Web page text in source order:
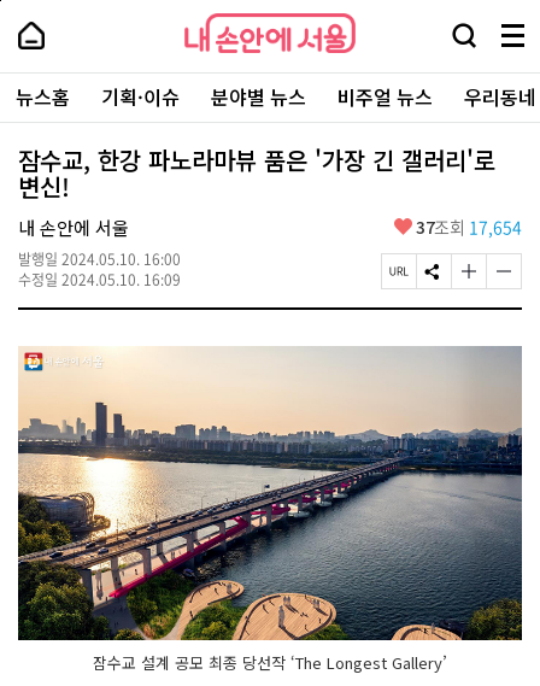
본
로
가
내
손
안
에
서
울
-
서
울
시
대
표
소
통
포
내
손
에
울
검
창
열
기
메
뉴
전
체
보
주
요
서
뉴스홈 기획·이슈 분야별 뉴스 비주얼 뉴스 우리동
잠수교, 한강 파노라마뷰 품은 '가장 긴 갤러리'로
변신!
내 손안에 서울
발행일 2024.05.10. 16:00
수정일 2024.05.10. 16:09
좋
요
37조회 17,654
페
이
U
S
N
공
글
자
기
경
하
기
글
자
기
경
하
기
잠수교 설계 공모 최종 당선작 ‘The Longest Gallery’
페
상
단
로